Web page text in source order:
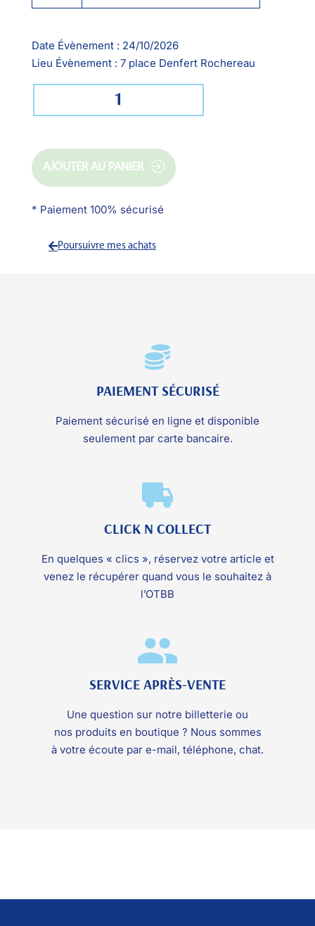
Date Évènement : 24/10/2026
Lieu Évènement : 7 place Denfert Rochereau
AJOUTER AU PANIER
* Paiement 100% sécurisé
Poursuivre mes achats
PAIEMENT SÉCURISÉ
Paiement sécurisé en ligne et disponible
seulement par carte bancaire.
CLICK N COLLECT
En quelques « clics », réservez votre article et
venez le récupérer quand vous le souhaitez à
l’OTBB
SERVICE APRÈS-VENTE
Une question sur notre billetterie ou
nos produits en boutique ? Nous sommes
à votre écoute par e-mail, téléphone, chat.